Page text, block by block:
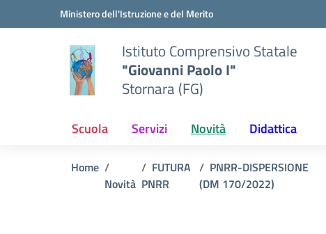
Vai ai contenuti
Vai al menu di navigazioneMinistero dell'Istruzione e del Merito
Istituto Comprensivo Statale
"Giovanni Paolo I"
Stornara (FG)
Scuola Servizi Novità Didattica
Home
Novità
FUTURA
PNRR
PNRR-DISPERSIONE
(DM 170/2022)